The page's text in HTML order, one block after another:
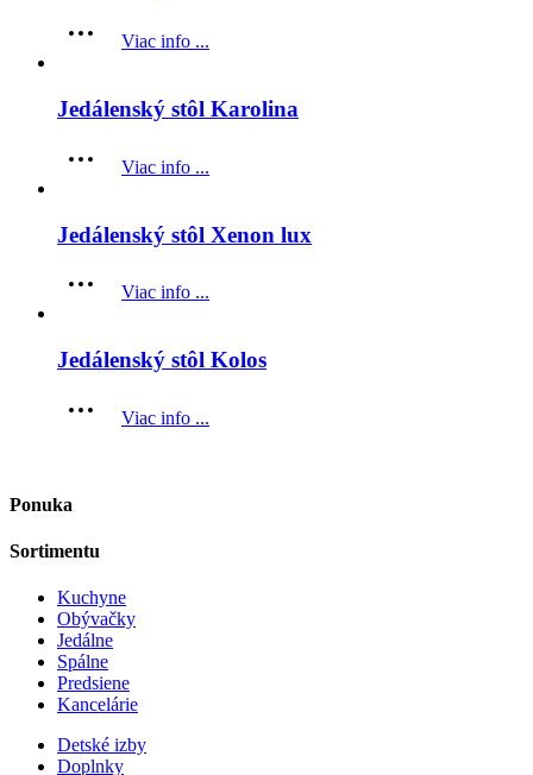
Viac info ...
Jedálenský stôl Karolina
Viac info ...
Jedálenský stôl Xenon lux
Viac info ...
Jedálenský stôl Kolos
Viac info ...
Ponuka
Sortimentu
Kuchyne
Obývačky
Jedálne
Spálne
Predsiene
Kancelárie
Detské izby
Doplnky